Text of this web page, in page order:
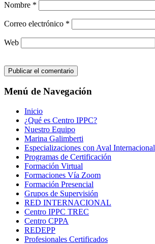
Nombre *
Correo electrónico *
Web
Menú de Navegación
Inicio
¿Qué es Centro IPPC?
Nuestro Equipo
Marina Galimberti
Especializaciones con Aval Internacional
Programas de Certificación
Formación Virtual
Formaciones Vía Zoom
Formación Presencial
Grupos de Supervisión
RED INTERNACIONAL
Centro IPPC TREC
Centro CPPA
REDEPP
Profesionales Certificados